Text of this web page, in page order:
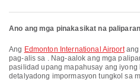
Ano ang mga pinakasikat na
Ang Edmonton International Airportang
pag-alis sa . Nag-aalok ang mga
pasilidad upang mapahusay ang
detalyadong impormasyon tungkol sa